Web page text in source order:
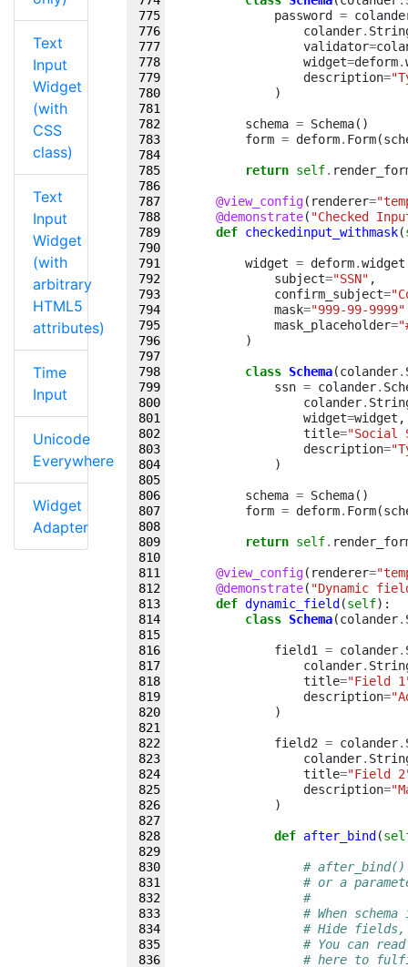
Text
Input
Widget
(with
CSS
class)
Text
Input
Widget
(with
arbitrary
HTML5
attributes)
Time
Input
Unicode
Everywhere
Widget
Adapter
password
=
colander.
validator=
widget=deform.
description=
)
schema = Schema()
form = deform. Form(
return self.
@view_config( renderer=
@demonstrate( "Checked
def checkedinput_withmask(
widget = deform.widget
subject="SSN" ,
confirm_subject=
mask="999-99-9999"
mask_placeholder=
)
class Schema(colander.
ssn = colander.
colander.
widget=widget ,
title="Social
description=
)
schema = Schema()
form = deform. Form(
return self.
@view_config( renderer=
@demonstrate( "Dynamic
def dynamic_field (self):
class Schema(colander.
field1 = colander.
colander.
title="Field
description=
)
field2 = colander.
colander.
title="Field
description=
)
def after_bind (
# after_bind()
# or a
#
# When
# Hide fields,
# You can
# here to